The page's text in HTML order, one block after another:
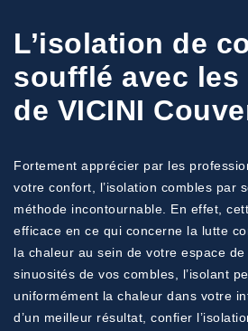
L’isolation de
soufflé avec les
de VICINI
Fortement apprécier par les
votre confort, l’isolation combles par
méthode incontournable. En effet,
efficace en ce qui concerne la lutte
la chaleur au sein de votre espace
sinuosités de vos combles, l’isolant
uniformément la chaleur dans votre
d’un meilleur résultat, confier